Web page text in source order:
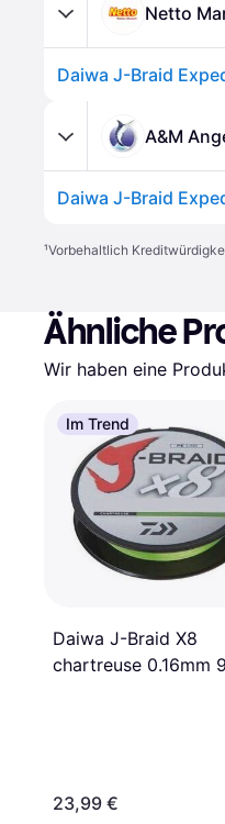
Netto
A&M
¹Vorbehaltlich
Ähnliche
Wir haben eine
Im Trend
Daiwa J-Braid X8
chartreuse 0.16mm
23,99 €